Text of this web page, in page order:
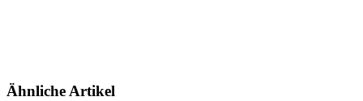
Ähnliche Artikel